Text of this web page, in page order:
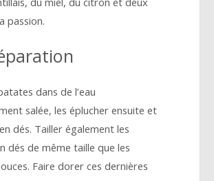
passion.
dans de l’eau
salée, les éplucher ensuite et
dés. Tailler également les
dés de même taille que les
Faire dorer ces dernières